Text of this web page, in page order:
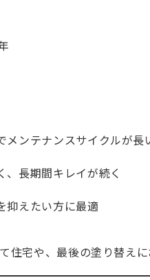
メンテナンスサイクルが長
、長期間キレイが続く
抑えたい方に最適
住宅や、最後の塗り替えに